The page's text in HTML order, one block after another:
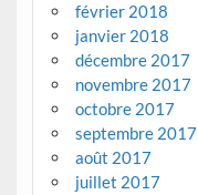
février 2018
janvier 2018
décembre 2017
novembre 2017
octobre 2017
septembre 2017
août 2017
juillet 2017